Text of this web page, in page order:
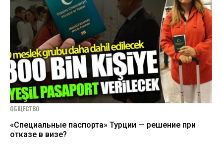
ОБЩЕСТВО
«Специальные паспорта» Турции — решение при
отказе в визе?